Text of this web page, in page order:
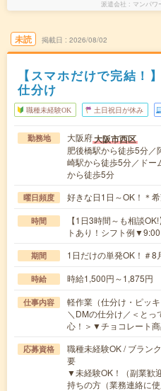
派遣会社 マンパワ
未読 掲載日 2026/08/02
【スマホだけで完結！
仕分け
職種未経験OK 土日祝日が休み
勤務地 大阪府大阪市西区
肥後橋駅から徒歩5分
崎駅から徒歩5分／ドー
から徒歩5分
曜日頻度 好きな日1日～OK！＊
時間
【1日3時間～も相談
トあり！シフト例
期間 1日だけの単発OK！＃
時給 時給1,500円～1,875円
仕事内容
軽作業（仕分け・ピッ
＼DMの仕分け／＜とっ
心！＞▼チョコレート
応募資格
職種未経験OK / ブラン
要
▼未経験OK！（副業
持ちの方（業務連絡に